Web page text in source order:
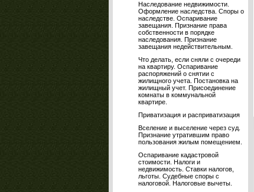
Наследование недвижимости.
Оформление наследства. Споры о
наследстве. Оспаривание
завещания. Признание права
собственности в порядке
наследования. Признание
завещания недействительным.
Что делать, если сняли с очереди
на квартиру. Оспаривание
распоряжений о снятии с
жилищного учета. Постановка на
жилищный учет. Присоединение
комнаты в коммунальной
квартире.
Приватизация и расприватизация
Вселение и выселение через суд.
Признание утратившим право
пользования жилым помещением.
Оспаривание кадастровой
стоимости. Налоги и
недвижимость. Ставки налогов,
льготы. Судебные споры с
налоговой. Налоговые вычеты.